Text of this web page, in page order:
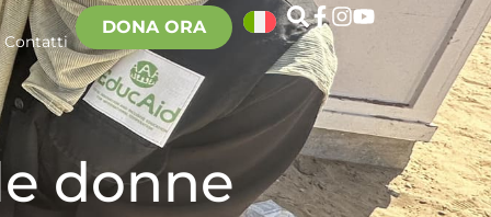
Contatti
DONA ORA
donne